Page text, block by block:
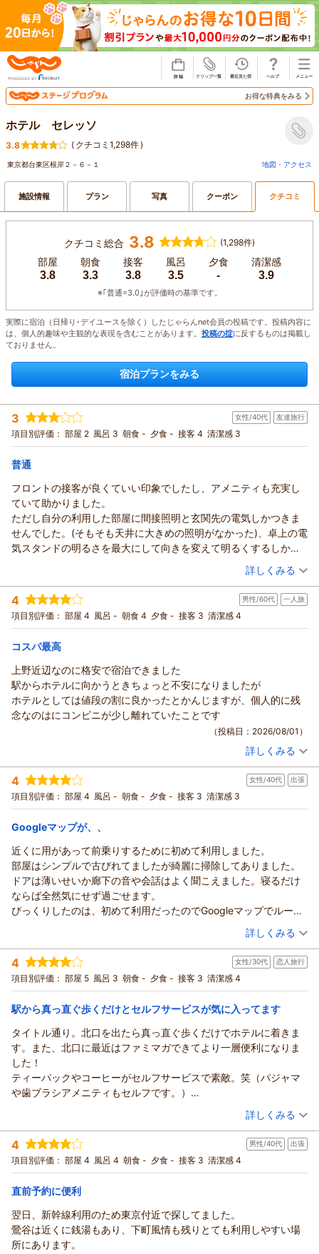
お得な特典をみる
ホテル セレッソ
3.8 ( クチコミ1,298件)
東京都台東区根岸２－６－１ 地図・アクセス
施設情報 プラン 写真 クーポン クチコミ
クチコミ総合 3.8 (1,298件)
部屋
3.8
朝食
3.3
接客
3.8
風呂
3.5
夕食
-
清潔感
3.9
※｢普通=3.0｣が評価時の基準です。
実際に宿泊（日帰り･デイユースを除く）したじゃらんnet会員の投稿です。投稿内容に
は、個人的趣味や主観的な表現を含むことがあります。 投稿の掟に反するものは掲載し
ておりません。
宿泊プランをみる
3 女性/40代 友達旅行
項目別評価： 部屋 2 風呂 3 朝食 - 夕食 - 接客 4 清潔感 3
普通
フロントの接客が良くていい印象でしたし、アメニティも充実し
ていて助かりました。
ただし自分の利用した部屋に間接照明と玄関先の電気しかつきま
せんでした。(そもそも天井に大きめの照明がなかった)、卓上の電
気スタンドの明るさを最大にして向きを変えて明るくするしかな
かったのに少し不便を感じました。駅もコンビニも飲食店も近く
でも周りがホテル街なので子連れには向いてないです。コスパは
いいので1人で軽く寄っていくだけでしたらいいと思います
（投稿日：2026/08/02）
宿泊時期： 2026年08月宿泊 (友達旅行)
投稿者： りぃなさん
宿泊プラン： 【チェックイン17時チェックアウト10時】コスパ重視プラン◇
連泊時清掃なし◇【素泊まり】
セミダブル 食事なし
宿泊価格帯：
詳しくみる
4 男性/60代 一人旅
項目別評価： 部屋 4 風呂 - 朝食 4 夕食 - 接客 3 清潔感 4
コスパ最高
上野近辺なのに格安で宿泊できました
駅からホテルに向かうときちょっと不安になりましたが
ホテルとしては値段の割に良かったとかんじますが、個人的に残
念なのはにコンビニが少し離れていたことです
（投稿日：2026/08/01）
投稿者： ゆもちゃんさん(男性/60代)
宿泊プラン： 【チェックイン17時チェックアウト10時】コスパ重視プラン◇
連泊時清掃なし◇【朝食付き】
セミダブル 朝のみ
宿泊価格帯： 8,001～9,000円(大人一人あたり/税込)
詳しくみる
4 女性/40代 出張
項目別評価： 部屋 4 風呂 - 朝食 - 夕食 - 接客 3 清潔感 3
Googleマップが、、
近くに用があって前乗りするために初めて利用しました。
部屋はシンプルで古びれてましたが綺麗に掃除してありました。
ドアは薄いせいか廊下の音や会話はよく聞こえました。寝るだけ
ならば全然気にせず過ごせます。
びっくりしたのは、初めて利用だったのでGoogleマップでルート
を確認しようとしたらホテルが赤い字で「一時休業」という記載
になっておりだいぶ心配してホテルに向かいました(普通に営業し
てました)。都内にしては程よい値段もありまた機会あれば利用し
たいです
（投稿日：2026/07/31）
宿泊時期： 2026年07月宿泊 (出張)
投稿者： 覇王樹さん
宿泊プラン： 【チェックイン17時チェックアウト10時】コスパ重視プラン◇
連泊時清掃なし◇【素泊まり】
セミダブル 食事なし
宿泊価格帯： 6,001～7,000円(大人一人あたり/税込)
詳しくみる
4 女性/30代 恋人旅行
項目別評価： 部屋 5 風呂 3 朝食 - 夕食 - 接客 3 清潔感 4
駅から真っ直ぐ歩くだけとセルフサービスが気に入ってます
タイトル通り。北口を出たら真っ直ぐ歩くだけでホテルに着きま
す。また、北口に最近はファミマガできてより一層便利になりま
した！
ティーパックやコーヒーがセルフサービスで素敵。笑（パジャマ
や歯ブラシアメニティもセルフです。）
リニューアルしたキングベッドの部屋を利用しました。ベッドの
真ん中にマットレスの繋ぎ目が気になりましたが、清潔感ある部
屋で満足です。
欲を言うならバスタブが小さすぎる狭すぎるところでしょう
か！？
（投稿日：2026/07/30）
宿泊時期： 2026年06月宿泊 (恋人旅行)
投稿者： ちかちゃんさん
宿泊プラン： 【じゃらんスペシャルウィーク】お得なバリュープラン【素泊
まり】
ダブル 食事なし
宿泊価格帯： 4,001～5,000円(大人一人あたり/税込)
詳しくみる
4 男性/40代 出張
項目別評価： 部屋 4 風呂 4 朝食 - 夕食 - 接客 3 清潔感 4
直前予約に便利
翌日、新幹線利用のため東京付近で探してました。
鶯谷は近くに銭湯もあり、下町風情も残りとても利用しやすい場
所にあります。